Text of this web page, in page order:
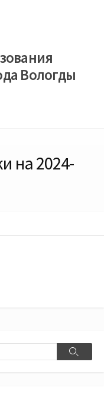
Вологды
на 2024-
Поиск